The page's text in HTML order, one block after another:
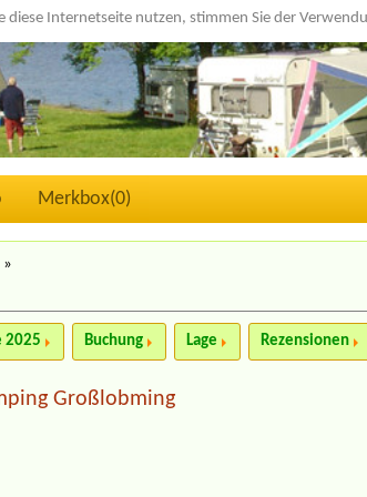
diese Internetseite nutzen, stimmen Sie der
Merkbox(0)
»
2025 Buchung Lage Rezensionen
Großlobming